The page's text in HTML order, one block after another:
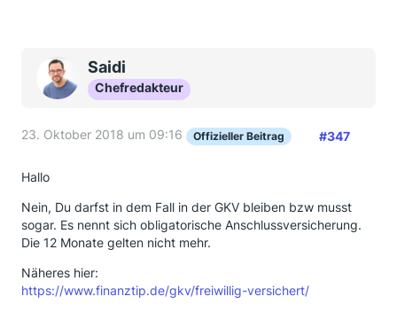
Saidi
Chefredakteur
23. Oktober 2018 um 09:16 Offizieller Beitrag #347
Hallo
Nein, Du darfst in dem Fall in der GKV bleiben bzw musst
sogar. Es nennt sich obligatorische Anschlussversicherung.
Die 12 Monate gelten nicht mehr.
Näheres hier:
https://www.finanztip.de/gkv/freiwillig-versichert/